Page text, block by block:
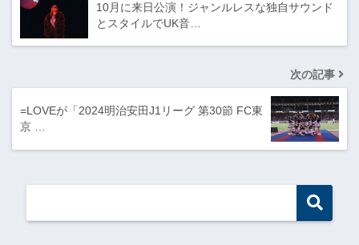
10月に来日公演！ジャンルレスな独自サウンド
とスタイルでUK音…
次の記事
=LOVEが「2024明治安田J1リーグ 第30節 FC東
京 …